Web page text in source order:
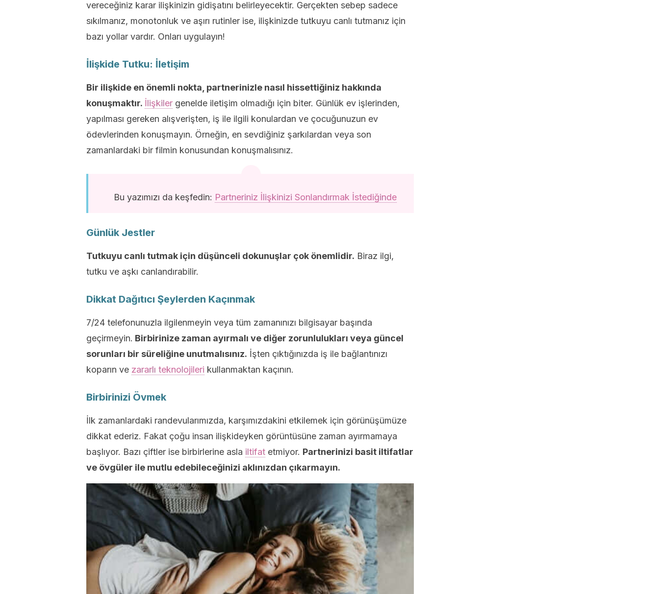
vereceğiniz karar ilişkinizin gidişatını belirleyecektir. Gerçekten sebep sadece
sıkılmanız, monotonluk ve aşırı rutinler ise, ilişkinizde tutkuyu canlı tutmanız için
bazı yollar vardır. Onları uygulayın!
İlişkide Tutku: İletişim
Bir ilişkide en önemli nokta, partnerinizle nasıl hissettiğiniz hakkında
konuşmaktır. İlişkiler genelde iletişim olmadığı için biter. Günlük ev işlerinden,
yapılması gereken alışverişten, iş ile ilgili konulardan ve çocuğunuzun ev
ödevlerinden konuşmayın. Örneğin, en sevdiğiniz şarkılardan veya son
zamanlardaki bir filmin konusundan konuşmalısınız.
Bu yazımızı da keşfedin: Partneriniz İlişkinizi Sonlandırmak İstediğinde
Günlük Jestler
Tutkuyu canlı tutmak için düşünceli dokunuşlar çok önemlidir. Biraz ilgi,
tutku ve aşkı canlandırabilir.
Dikkat Dağıtıcı Şeylerden Kaçınmak
7/24 telefonunuzla ilgilenmeyin veya tüm zamanınızı bilgisayar başında
geçirmeyin. Birbirinize zaman ayırmalı ve diğer zorunlulukları veya güncel
sorunları bir süreliğine unutmalısınız. İşten çıktığınızda iş ile bağlantınızı
koparın ve zararlı teknolojileri kullanmaktan kaçının.
Birbirinizi Övmek
İlk zamanlardaki randevularımızda, karşımızdakini etkilemek için görünüşümüze
dikkat ederiz. Fakat çoğu insan ilişkideyken görüntüsüne zaman ayırmamaya
başlıyor. Bazı çiftler ise birbirlerine asla iltifat etmiyor. Partnerinizi basit iltifatlar
ve övgüler ile mutlu edebileceğinizi aklınızdan çıkarmayın.